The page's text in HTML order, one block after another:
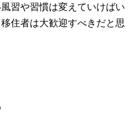
習や習慣は変えていけばい
住者は大歓迎すべきだと思